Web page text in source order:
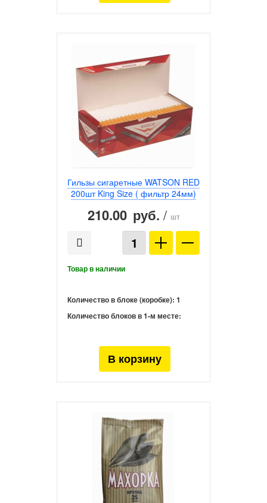
Гильзы сигаретные WATSON RED
200шт King Size ( фильтр 24мм)
210.00 руб. / шт
Количество в блоке (коробке): 1
Количество блоков в 1-м месте: